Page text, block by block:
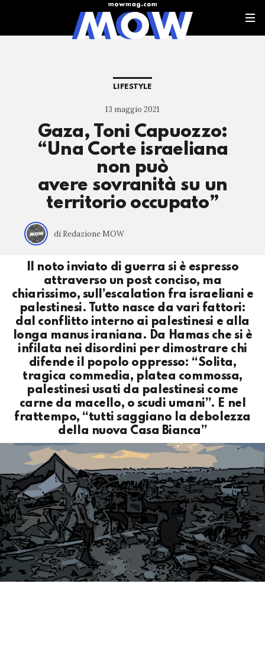
LIFESTYLE
13 maggio 2021
Gaza, Toni Capuozzo:
“Una Corte israeliana
non può
avere sovranità su un
territorio occupato”
di Redazione MOW
Il noto inviato di guerra si è espresso
attraverso un post conciso, ma
chiarissimo, sull’escalation fra israeliani e
palestinesi. Tutto nasce da vari fattori:
dal conflitto interno ai palestinesi e alla
longa manus iraniana. Da Hamas che si è
infilata nei disordini per dimostrare chi
difende il popolo oppresso: “Solita,
tragica commedia, platea commossa,
palestinesi usati da palestinesi come
carne da macello, o scudi umani”. E nel
frattempo, “tutti saggiano la debolezza
della nuova Casa Bianca”